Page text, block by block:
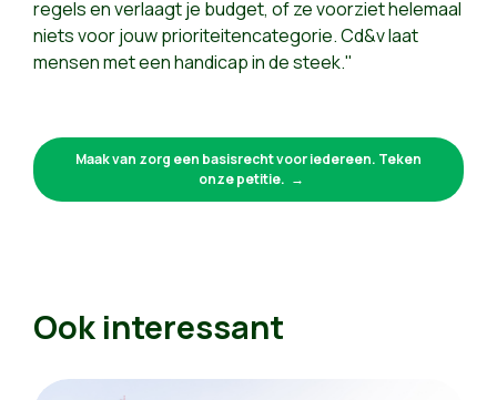
regels en verlaagt je budget, of ze voorziet helemaal
niets voor jouw prioriteitencategorie. Cd&v laat
mensen met een handicap in de steek."
Maak van zorg een basisrecht voor iedereen. Teken
onze petitie.
Ook interessant